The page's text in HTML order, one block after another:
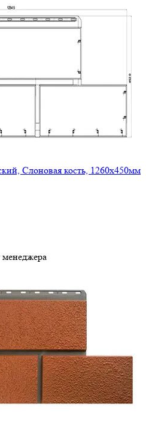
Слоновая кость, 1260х450мм